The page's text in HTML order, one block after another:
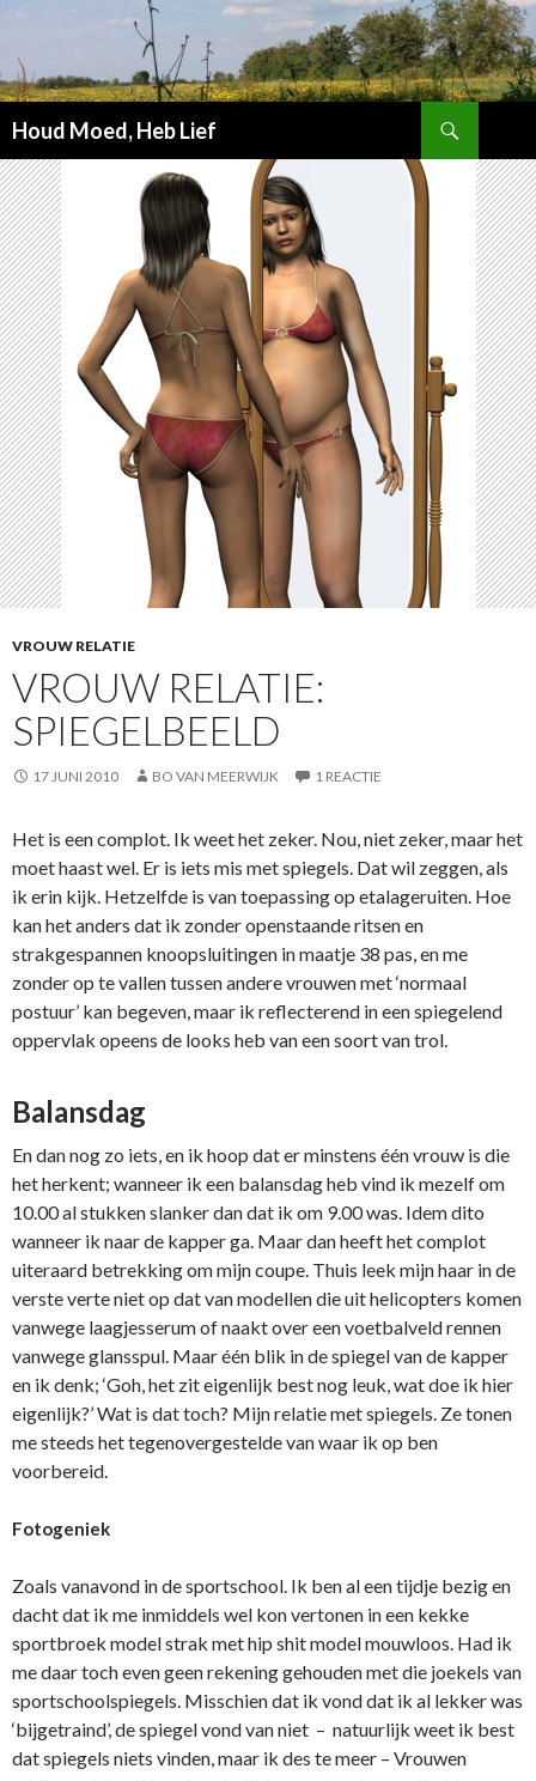
Houd Moed, Heb Lief
NAAR
INHOUD
VROUW RELATIE
VROUW RELATIE:
SPIEGELBEELD
17 JUNI 2010 BO VAN MEERWIJK 1 REACTIE
Het is een complot. Ik weet het zeker. Nou, niet zeker, maar het
moet haast wel. Er is iets mis met spiegels. Dat wil zeggen, als
ik erin kijk. Hetzelfde is van toepassing op etalageruiten. Hoe
kan het anders dat ik zonder openstaande ritsen en
strakgespannen knoopsluitingen in maatje 38 pas, en me
zonder op te vallen tussen andere vrouwen met ‘normaal
postuur’ kan begeven, maar ik reflecterend in een spiegelend
oppervlak opeens de looks heb van een soort van trol.
Balansdag
En dan nog zo iets, en ik hoop dat er minstens één vrouw is die
het herkent; wanneer ik een balansdag heb vind ik mezelf om
10.00 al stukken slanker dan dat ik om 9.00 was. Idem dito
wanneer ik naar de kapper ga. Maar dan heeft het complot
uiteraard betrekking om mijn coupe. Thuis leek mijn haar in de
verste verte niet op dat van modellen die uit helicopters komen
vanwege laagjesserum of naakt over een voetbalveld rennen
vanwege glansspul. Maar één blik in de spiegel van de kapper
en ik denk; ‘Goh, het zit eigenlijk best nog leuk, wat doe ik hier
eigenlijk?’ Wat is dat toch? Mijn relatie met spiegels. Ze tonen
me steeds het tegenovergestelde van waar ik op ben
voorbereid.
Fotogeniek
Zoals vanavond in de sportschool. Ik ben al een tijdje bezig en
dacht dat ik me inmiddels wel kon vertonen in een kekke
sportbroek model strak met hip shit model mouwloos. Had ik
me daar toch even geen rekening gehouden met die joekels van
sportschoolspiegels. Misschien dat ik vond dat ik al lekker was
‘bijgetraind’, de spiegel vond van niet – natuurlijk weet ik best
dat spiegels niets vinden, maar ik des te meer – Vrouwen